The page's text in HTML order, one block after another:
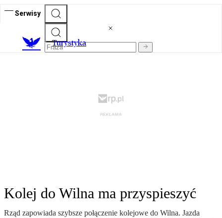
Serwisy
Turystyka
Kolej do Wilna ma przyspieszyć
Rząd zapowiada szybsze połączenie kolejowe do Wilna. Jazda